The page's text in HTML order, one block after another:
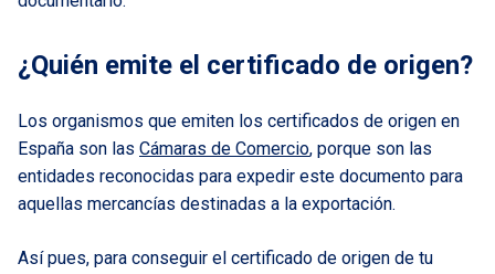
¿Quién emite el certificado de origen?
Los organismos que emiten los certificados de origen en
España son las Cámaras de Comercio, porque son las
entidades reconocidas para expedir este documento para
aquellas mercancías destinadas a la exportación.
Así pues, para conseguir el certificado de origen de tu